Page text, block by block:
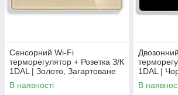
Сенсорний Wi-Fi
терморегулятор + Розетка З/К
1DAL | Золото, Загартоване
скло (G157D-TR.WF-ST.GD)
В наявності
1DAL |
рамка, 2
(G157D-
В